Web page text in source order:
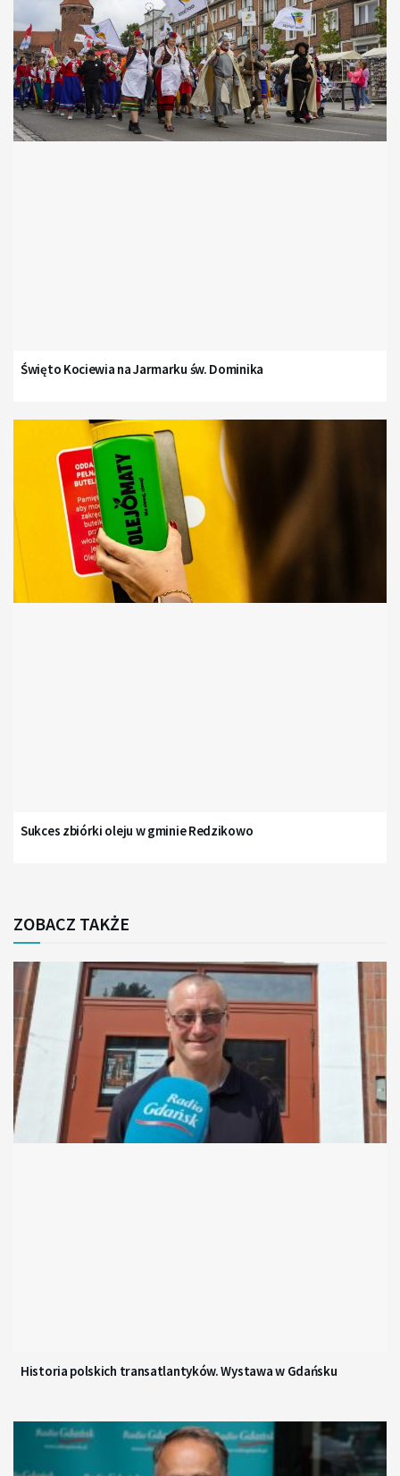
Święto Kociewia na Jarmarku św. Dominika
Sukces zbiórki oleju w gminie Redzikowo
ZOBACZ TAKŻE
Historia polskich transatlantyków. Wystawa w Gdańsku